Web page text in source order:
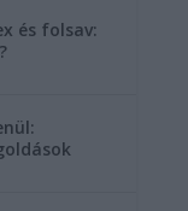
és folsav: